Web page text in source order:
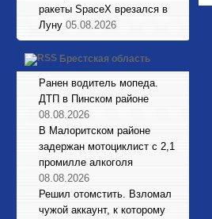
ракеты SpaceX врезался в
Луну 05.08.2026
Брестская область
Ранен водитель мопеда.
ДТП в Пинском районе
08.08.2026
В Малоритском районе
задержан мотоциклист с 2,1
промилле алкоголя
08.08.2026
Решил отомстить. Взломал
чужой аккаунт, к которому